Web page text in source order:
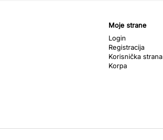
Moje strane
Login
Registracija
Korisnička strana
Korpa